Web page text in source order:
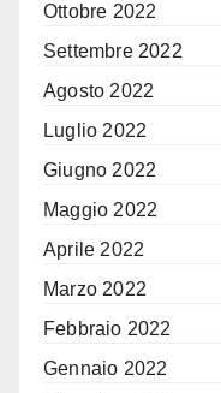
Ottobre 2022
Settembre 2022
Agosto 2022
Luglio 2022
Giugno 2022
Maggio 2022
Aprile 2022
Marzo 2022
Febbraio 2022
Gennaio 2022